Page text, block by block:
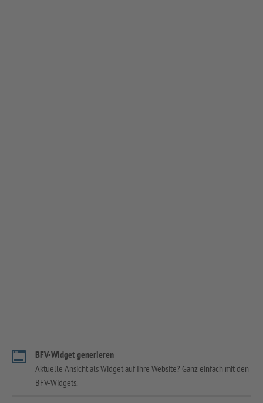
BFV-Widget generieren
Aktuelle Ansicht als Widget auf Ihre Website? Ganz einfach mit den
BFV-Widgets.